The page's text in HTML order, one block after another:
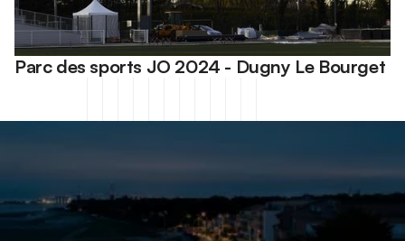
Parc des sports JO 2024 - Dugny Le Bourget